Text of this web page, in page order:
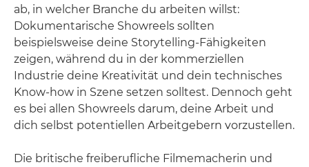
ab, in welcher Branche du arbeiten willst:
Dokumentarische Showreels sollten
beispielsweise deine Storytelling-Fähigkeiten
zeigen, während du in der kommerziellen
Industrie deine Kreativität und dein technisches
Know-how in Szene setzen solltest. Dennoch geht
es bei allen Showreels darum, deine Arbeit und
dich selbst potentiellen Arbeitgebern vorzustellen.
Die britische freiberufliche Filmemacherin und